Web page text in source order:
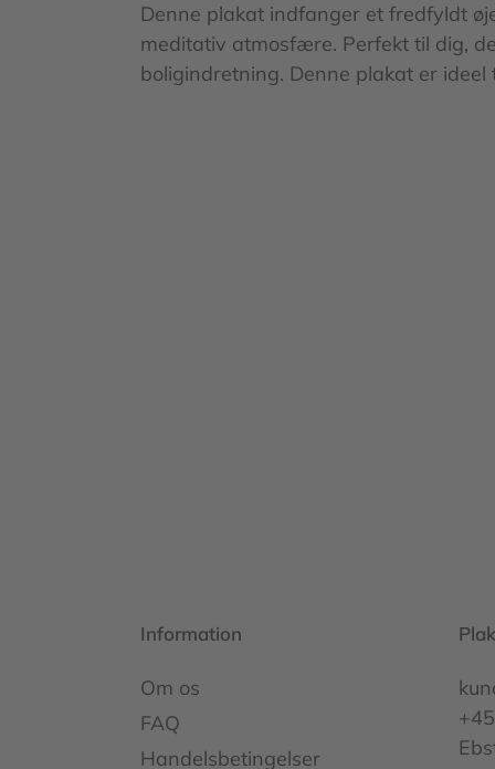
Denne plakat indfanger et fredfyldt
meditativ atmosfære. Perfekt til dig,
boligindretning. Denne plakat er
Information
Om os
FAQ
Handelsbetingelser